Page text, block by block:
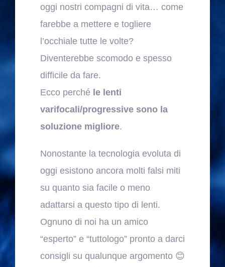
oggi nostri compagni di vita… come
farebbe a mettere e togliere
l’occhiale tutte le volte?
Diventerebbe scomodo e spesso
difficile da fare.
Ecco perché le lenti
varifocali/progressive sono la
soluzione migliore.
Nonostante la tecnologia evoluta di
oggi esistono ancora molti falsi miti
su quanto sia facile o meno
adattarsi a questo tipo di lenti.
Ognuno di noi ha un amico
“esperto” e “tuttologo” pronto a darci
consigli su qualunque argomento 😊